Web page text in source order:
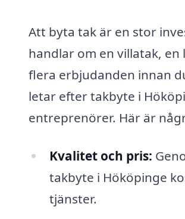
Att byta tak är en stor
handlar om en villatak,
flera erbjudanden innan
letar efter takbyte i
entreprenörer. Här är
Kvalitet och pris:
takbyte i Hököpinge
tjänster.